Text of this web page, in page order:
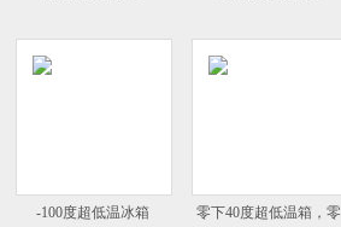
-100度超低温冰箱
零下40度超低温箱，零